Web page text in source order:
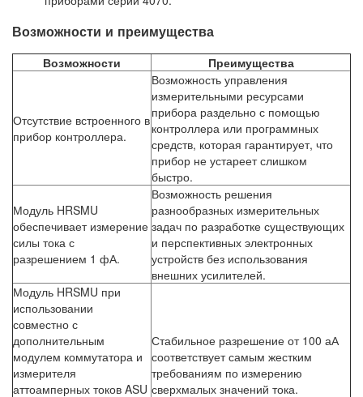
Возможности и преимущества
Возможности Преимущества
Отсутствие встроенного в
прибор контроллера.
Возможность управления
измерительными ресурсами
прибора раздельно с помощью
контроллера или программных
средств, которая гарантирует, что
прибор не устареет слишком
быстро.
Модуль HRSMU
обеспечивает измерение
силы тока с
разрешением 1 фА.
Возможность решения
разнообразных измерительных
задач по разработке существующих
и перспективных электронных
устройств без использования
внешних усилителей.
Модуль HRSMU при
использовании
совместно с
дополнительным
модулем коммутатора и
измерителя
аттоамперных токов ASU
Стабильное разрешение от 100 аА
соответствует самым жестким
требованиям по измерению
сверхмалых значений тока.